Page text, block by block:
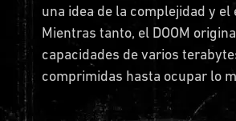
una idea de la complejidad y
Mientras tanto, el DOOM
capacidades de varios
comprimidas hasta ocupar lo